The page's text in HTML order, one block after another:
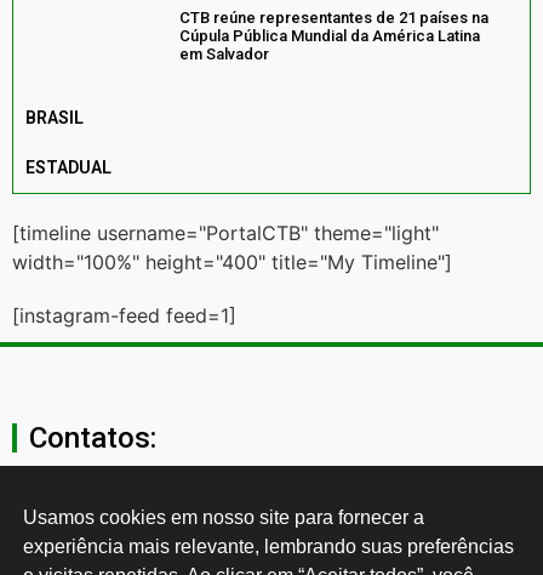
CTB reúne representantes de 21 países na
Cúpula Pública Mundial da América Latina
em Salvador
BRASIL
ESTADUAL
[timeline username="PortalCTB" theme="light"
width="100%" height="400" title="My Timeline"]
[instagram-feed feed=1]
Contatos:
secgeral@ctb.org.br
11 3874-0040
Usamos cookies em nosso site para fornecer a
experiência mais relevante, lembrando suas preferências